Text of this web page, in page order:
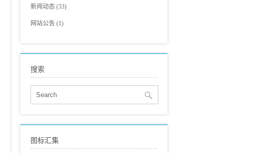
蓝爵观点 (326)
seo新闻(293)
外贸SEO(150)
网络营销
seo动态(89)
seo经验分享(97)
seo常见问题
网站建设案例
seo案例展示(2)
新闻动态 (33)
网站公告 (1)
搜索
图标汇集